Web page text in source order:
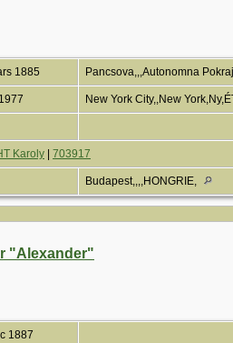
1885 Pancsova,,,Autonomna
New York City,,New
Karoly 703917
Budapest,,,,HONGRIE,
"Alexander"
1887